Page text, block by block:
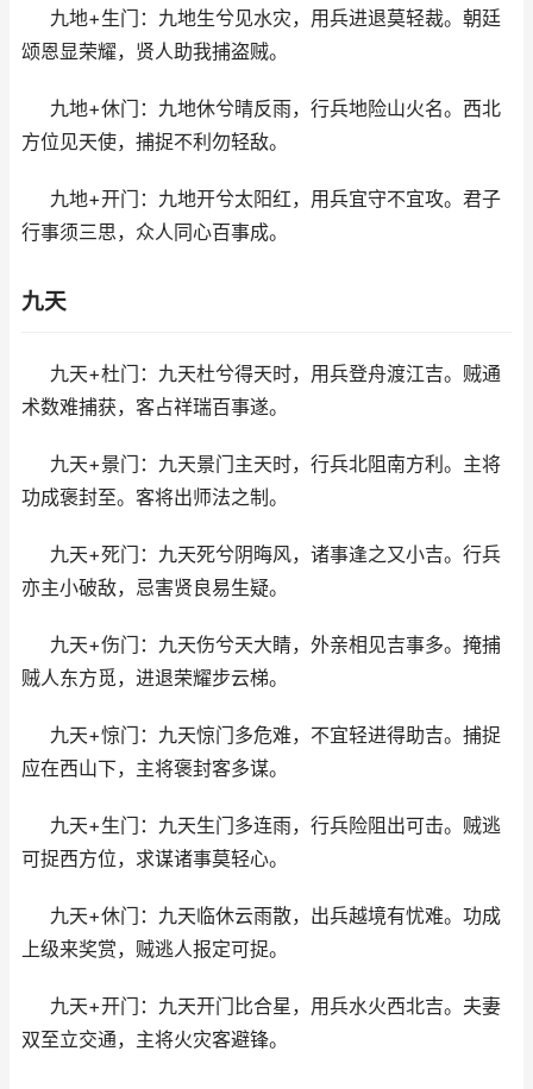
九地+生门：九地生兮见水灾，用兵进退莫轻裁。朝廷
颂恩显荣耀，贤人助我捕盗贼。
九地+休门：九地休兮晴反雨，行兵地险山火名。西北
方位见天使，捕捉不利勿轻敌。
九地+开门：九地开兮太阳红，用兵宜守不宜攻。君子
行事须三思，众人同心百事成。
九天
九天+杜门：九天杜兮得天时，用兵登舟渡江吉。贼通
术数难捕获，客占祥瑞百事遂。
九天+景门：九天景门主天时，行兵北阻南方利。主将
功成褒封至。客将出师法之制。
九天+死门：九天死兮阴晦风，诸事逢之又小吉。行兵
亦主小破敌，忌害贤良易生疑。
九天+伤门：九天伤兮天大睛，外亲相见吉事多。掩捕
贼人东方觅，进退荣耀步云梯。
九天+惊门：九天惊门多危难，不宜轻进得助吉。捕捉
应在西山下，主将褒封客多谋。
九天+生门：九天生门多连雨，行兵险阻出可击。贼逃
可捉西方位，求谋诸事莫轻心。
九天+休门：九天临休云雨散，出兵越境有忧难。功成
上级来奖赏，贼逃人报定可捉。
九天+开门：九天开门比合星，用兵水火西北吉。夫妻
双至立交通，主将火灾客避锋。